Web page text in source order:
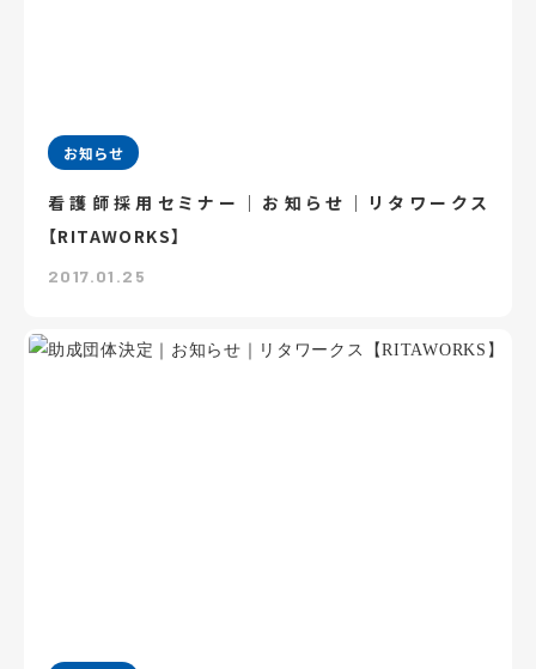
お知らせ
看護師採用セミナー｜お知らせ｜リタワークス
【RITAWORKS】
2017.01.25